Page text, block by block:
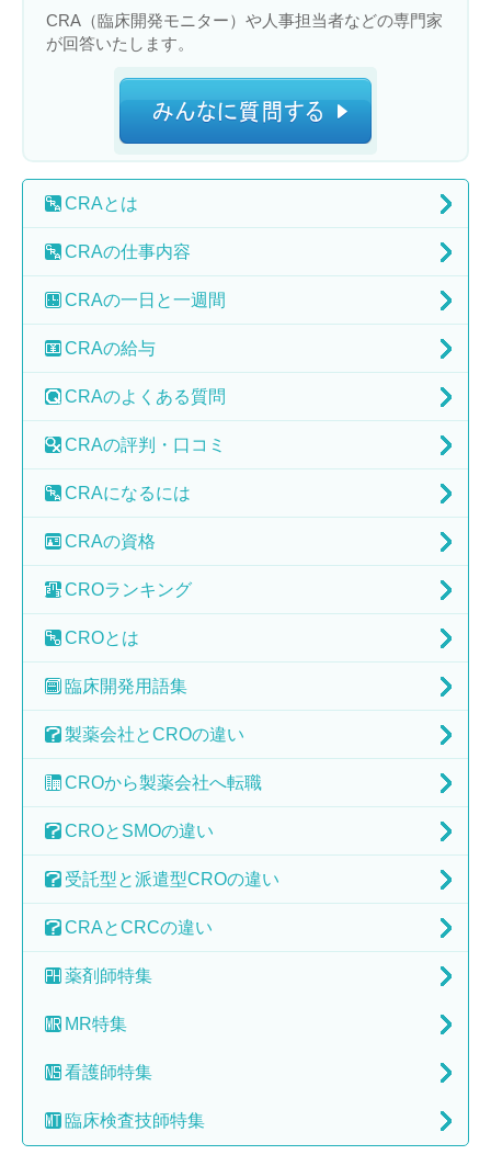
CRA（臨床開発モニター）や人事担当者などの専門家
が回答いたします。
CRAとは
CRAの仕事内容
CRAの一日と一週間
CRAの給与
CRAのよくある質問
CRAの評判・口コミ
CRAになるには
CRAの資格
CROランキング
CROとは
臨床開発用語集
製薬会社とCROの違い
CROから製薬会社へ転職
CROとSMOの違い
受託型と派遣型CROの違い
CRAとCRCの違い
薬剤師特集
MR特集
看護師特集
臨床検査技師特集